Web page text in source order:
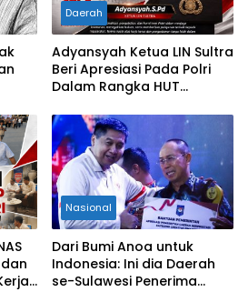
Daerah
Adyansyah Ketua LIN Sultra
Beri Apresiasi Pada Polri
Dalam Rangka HUT
Nasional
Dari Bumi Anoa untuk
Indonesia: Ini dia Daerah
se-Sulawesi Penerima